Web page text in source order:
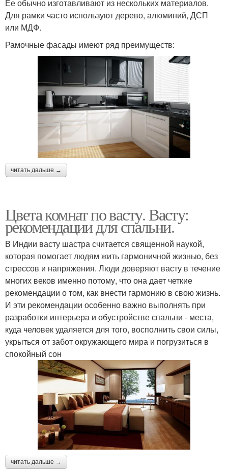
Ее обычно изготавливают из нескольких материалов.
Для рамки часто используют дерево, алюминий, ДСП
или МДФ.
Рамочные фасады имеют ряд преимуществ:
читать дальше →
Цвета комнат по васту. Васту:
рекомендации для спальни.
В Индии васту шастра считается священной наукой,
которая помогает людям жить гармоничной жизнью, без
стрессов и напряжения. Люди доверяют васту в течение
многих веков именно потому, что она дает четкие
рекомендации о том, как внести гармонию в свою жизнь.
И эти рекомендации особенно важно выполнять при
разработки интерьера и обустройстве спальни - места,
куда человек удаляется для того, восполнить свои силы,
укрыться от забот окружающего мира и погрузиться в
спокойный сон
читать дальше →